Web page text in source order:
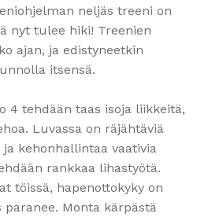
neljäs treeni on
nyt tulee hiki! Treenien
ajan, ja edistyneetkin
itsensä.
4 tehdään taas isoja liikkeitä,
Luvassa on räjähtäviä
kehonhallintaa vaativia
rankkaa lihastyötä.
töissä, hapenottokyky on
Monta kärpästä